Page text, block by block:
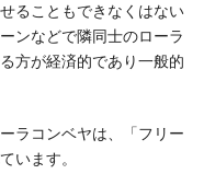
ることもできなくはない
ンなどで隣同士のローラ
方が経済的であり一般的
ラコンベヤは、「フリー
います。